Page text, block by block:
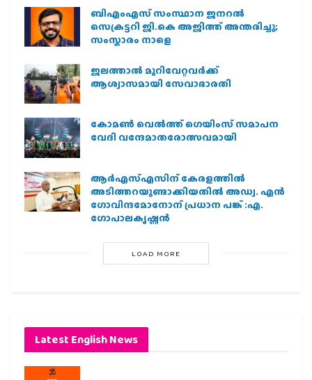
ബിഎംഎസ് സംസ്ഥാന ജനറൽ
സെക്രട്ടറി ജി.കെ അജിത്ത് അന്തരിച്ചു;
സംസ്കാരം നാളെ
ജലത്താല്‍ മുറിവേറ്റവര്‍ക്ക്
ആശ്വാസമായി സേവാഭാരതി
കോമൺ വെൽത്ത് ഗെയിംസ് സമാപന
വേദി വന്ദേമാതരോത്സവമായി
ആര്‍എസ്എസിന് കേരളത്തില്‍
അടിത്തറയുണ്ടാക്കിയതില്‍ അഡ്വ. എന്‍
ഗോവിന്ദമോനോന് പ്രധാന പങ്ക് :എ.
ഗോപാലകൃഷ്ണന്‍
LOAD MORE
Latest English News